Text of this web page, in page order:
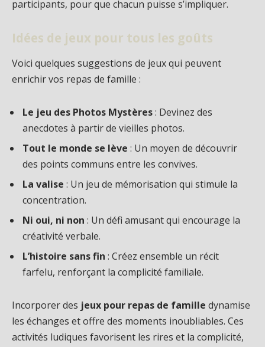
participants, pour que chacun puisse s’impliquer.
Idées de jeux pour tous les goûts
Voici quelques suggestions de jeux qui peuvent
enrichir vos repas de famille :
Le jeu des Photos Mystères: Devinez des
anecdotes à partir de vieilles photos.
Tout le monde se lève : Un moyen de découvrir
des points communs entre les convives.
La valise : Un jeu de mémorisation qui stimule la
concentration.
Ni oui, ni non : Un défi amusant qui encourage la
créativité verbale.
L’histoire sans fin : Créez ensemble un récit
farfelu, renforçant la complicité familiale.
Incorporer des jeux pour repas de famille dynamise
les échanges et offre des moments inoubliables. Ces
activités ludiques favorisent les rires et la complicité,